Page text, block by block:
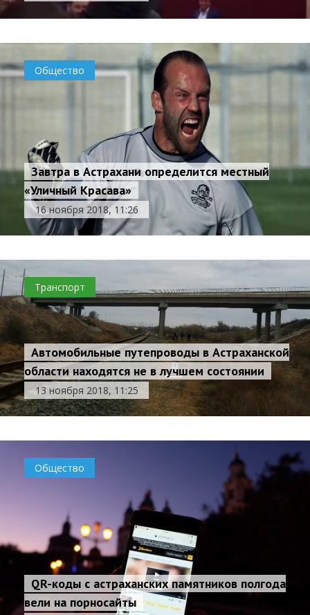
Общество
Завтра в Астрахани определится местный
«Уличный Красава»
16 ноября 2018, 11:26
Транспорт
Автомобильные путепроводы в Астраханской
области находятся не в лучшем состоянии
13 ноября 2018, 11:25
Общество
QR-коды с астраханских памятников полгода
вели на порносайты